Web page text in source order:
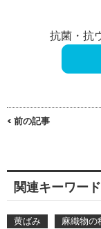
抗菌・抗
< 前の記事
関連キーワード
黄ばみ 麻織物の